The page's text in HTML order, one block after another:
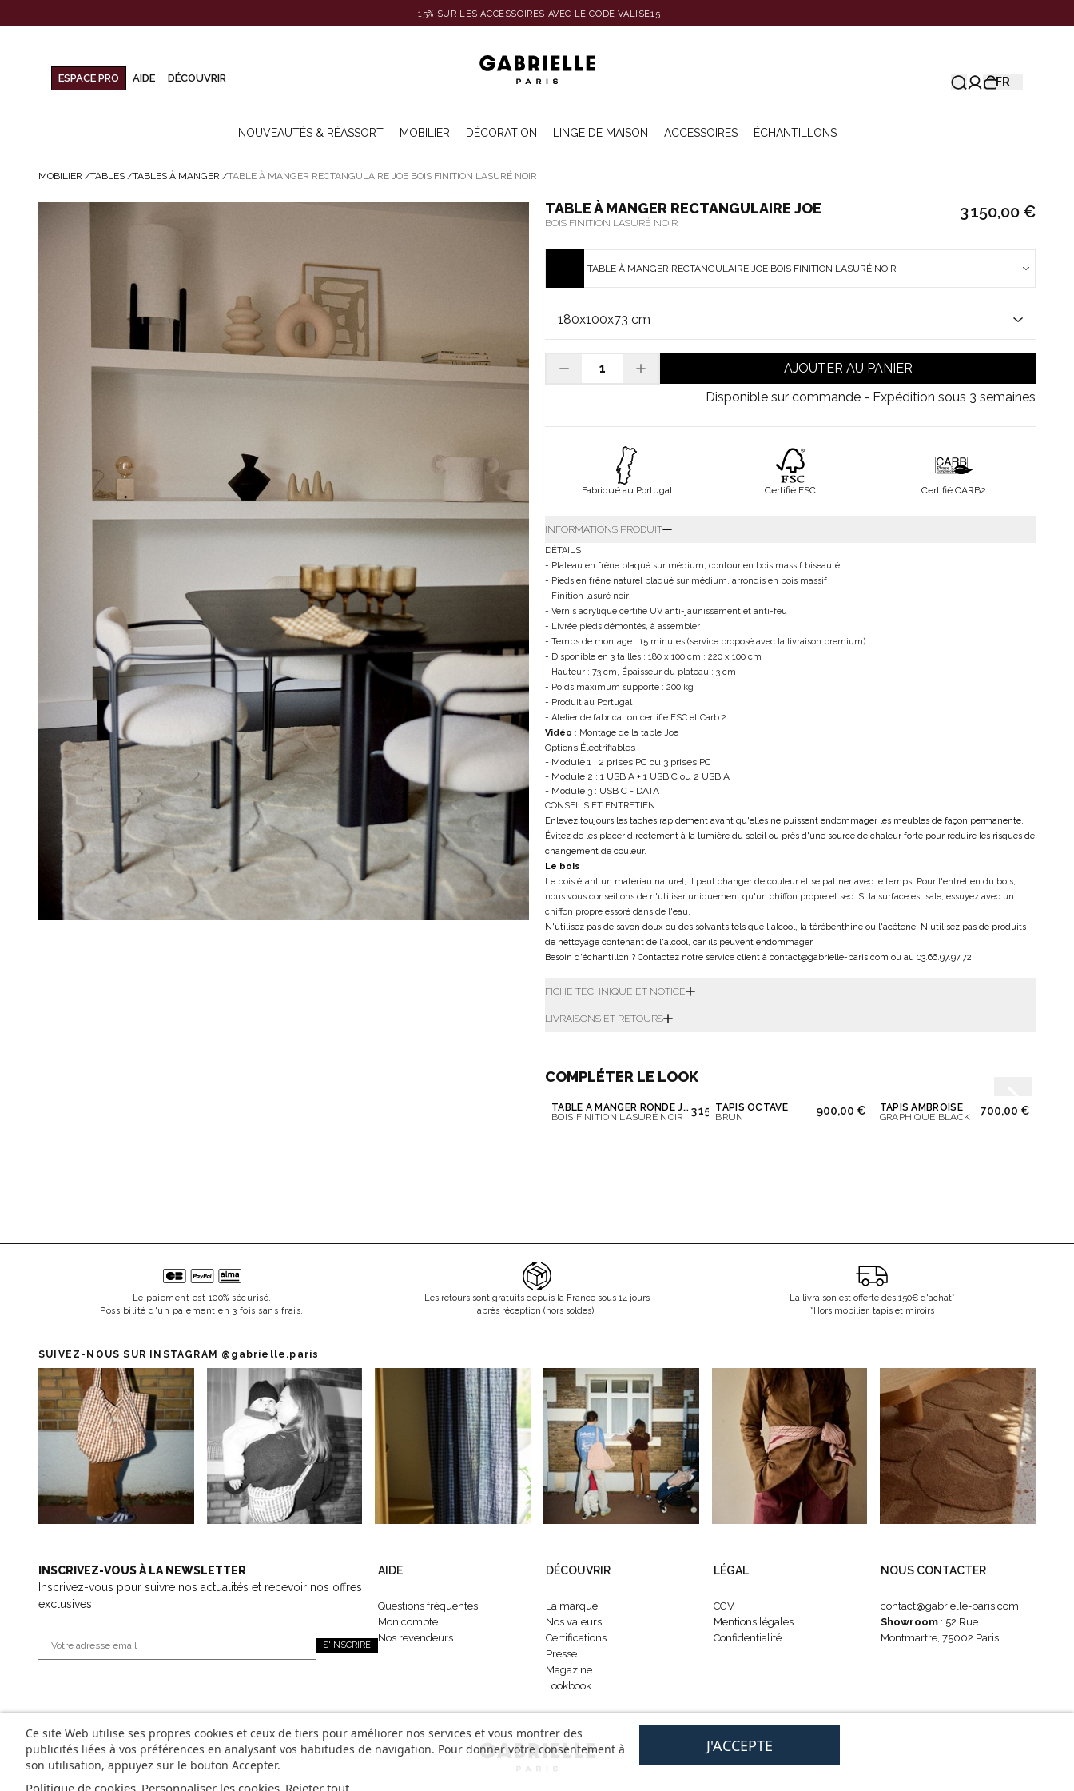
-15% SUR LES ACCESSOIRES AVEC LE CODE VALISE15
ESPACE PRO AIDE DÉCOUVRIR FR
NOUVEAUTÉS & RÉASSORT MOBILIER DÉCORATION LINGE DE MAISON ACCESSOIRES ÉCHANTILLONS
MOBILIER /TABLES /TABLES À MANGER /TABLE À MANGER RECTANGULAIRE JOE BOIS FINITION LASURÉ NOIR
TABLE À MANGER RECTANGULAIRE JOE
BOIS FINITION LASURÉ NOIR
3 150,00 €
TABLE À MANGER RECTANGULAIRE JOE BOIS FINITION LASURÉ NOIR
AJOUTER AU PANIER
Disponible sur commande - Expédition sous 3 semaines
Fabriqué au Portugal Certifié FSC Certifié CARB2
INFORMATIONS PRODUIT
DÉTAILS
- Plateau en frêne plaqué sur médium, contour en bois massif biseauté
- Pieds en frêne naturel plaqué sur médium, arrondis en bois massif
- Finition lasuré noir
- Vernis acrylique certifié UV anti-jaunissement et anti-feu
- Livrée pieds démontés, à assembler
- Temps de montage : 15 minutes (service proposé avec la livraison premium)
- Disponible en 3 tailles : 180 x 100 cm ; 220 x 100 cm
- Hauteur : 73 cm, Épaisseur du plateau : 3 cm
- Poids maximum supporté : 200 kg
- Produit au Portugal
- Atelier de fabrication certifié FSC et Carb 2
Vidéo : Montage de la table Joe
Options Électrifiables
- Module 1 : 2 prises PC ou 3 prises PC
- Module 2 : 1 USB A + 1 USB C ou 2 USB A
- Module 3 : USB C - DATA
CONSEILS ET ENTRETIEN
Enlevez toujours les taches rapidement avant qu'elles ne puissent endommager les meubles de façon permanente.
Évitez de les placer directement à la lumière du soleil ou près d'une source de chaleur forte pour réduire les risques de
changement de couleur.
Le bois
Le bois étant un matériau naturel, il peut changer de couleur et se patiner avec le temps. Pour l'entretien du bois,
nous vous conseillons de n'utiliser uniquement qu'un chiffon propre et sec. Si la surface est sale, essuyez avec un
chiffon propre essoré dans de l'eau.
N'utilisez pas de savon doux ou des solvants tels que l'alcool, la térébenthine ou l'acétone. N'utilisez pas de produits
de nettoyage contenant de l'alcool, car ils peuvent endommager.
Besoin d'échantillon ? Contactez notre service client à contact@gabrielle-paris.com ou au 03.66.97.97.72.
FICHE TECHNIQUE ET NOTICE
LIVRAISONS ET RETOURS
COMPLÉTER LE LOOK
TABLE À MANGER RONDE JOE
BOIS FINITION LASURÉ NOIR
3 150,00 €TAPIS OCTAVE
BRUN
900,00 €
TAPIS AMBROISE
GRAPHIQUE BLACK
700,00 €
Le paiement est 100% sécurisé.
Possibilité d'un paiement en 3 fois sans frais.
Les retours sont gratuits depuis la France sous 14 jours
après réception (hors soldes).
La livraison est offerte dès 150€ d'achat*
*Hors mobilier, tapis et miroirs
SUIVEZ-NOUS SUR INSTAGRAM @gabrielle.paris
INSCRIVEZ-VOUS À LA NEWSLETTER
Inscrivez-vous pour suivre nos actualités et recevoir nos offres
exclusives.
S'INSCRIRE
AIDE
Questions fréquentes
Mon compte
Nos revendeurs
DÉCOUVRIR
La marque
Nos valeurs
Certifications
Presse
Magazine
Lookbook
LÉGAL
CGV
Mentions légales
Confidentialité
NOUS CONTACTER
contact@gabrielle-paris.com
Showroom : 52 Rue
Montmartre, 75002 Paris
Ce site Web utilise ses propres cookies et ceux de tiers pour améliorer nos services et vous montrer des
publicités liées à vos préférences en analysant vos habitudes de navigation. Pour donner votre consentement à
son utilisation, appuyez sur le bouton Accepter.
Politique de cookies Personnaliser les cookies Rejeter tout
J'ACCEPTE